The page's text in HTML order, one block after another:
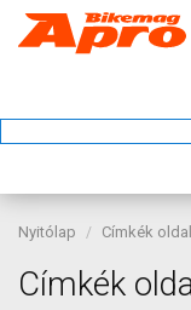
Nyitólap Címkék oldal
Címkék